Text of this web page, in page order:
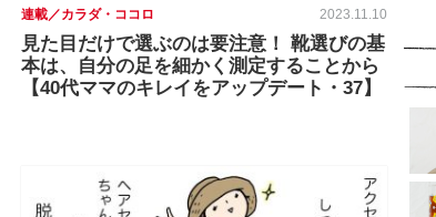
連載／カラダ・ココロ 2023.11.10
見た目だけで選ぶのは要注意！ 靴選びの基
本は、自分の足を細かく測定することから
【40代ママのキレイをアップデート・37】